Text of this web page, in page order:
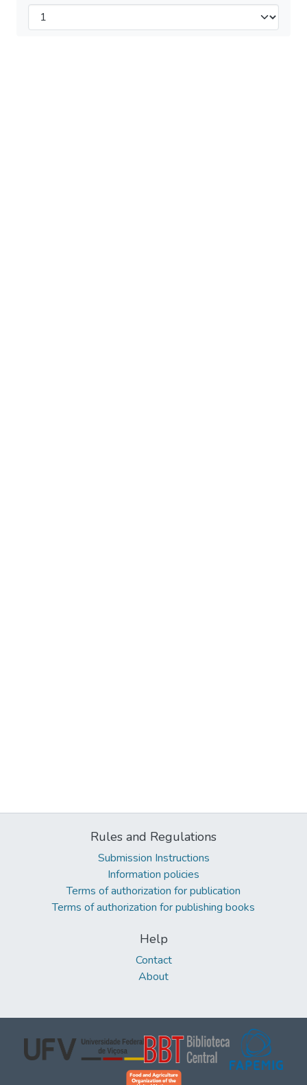
Rules and Regulations
Submission Instructions
Information policies
Terms of authorization for publication
Terms of authorization for publishing books
Help
Contact
About